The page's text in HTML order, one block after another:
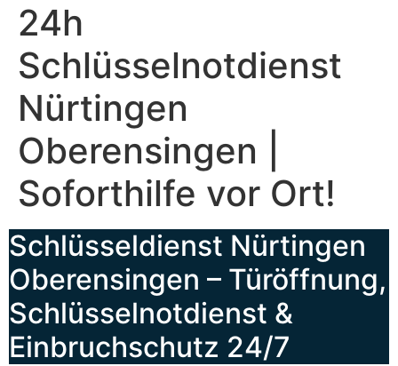
24h
Schlüsselnotdienst
Nürtingen
Oberensingen |
Soforthilfe vor Ort!
Schlüsseldienst Nürtingen
Oberensingen – Türöffnung,
Schlüsselnotdienst &
Einbruchschutz 24/7